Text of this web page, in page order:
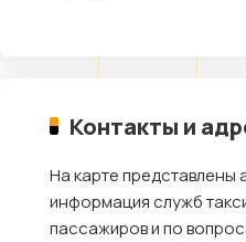
Контакты и
На карте представлены
информация служб
пассажиров и по